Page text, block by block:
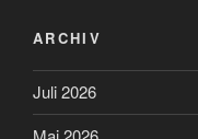
ARCHIV
Juli 2026